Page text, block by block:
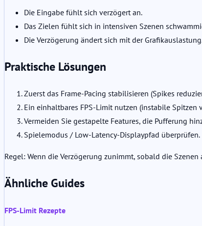
Die Eingabe fühlt sich verzögert an.
Das Zielen fühlt sich in intensiven Szenen
Die Verzögerung ändert sich mit der
Praktische Lösungen
Zuerst das Frame-Pacing stabilisieren (Spikes
Ein einhaltbares FPS-Limit nutzen (instabile Spitzen
Vermeiden Sie gestapelte Features, die Pufferung
Spielemodus / Low-Latency-Displaypfad überprüfen.
Regel: Wenn die Verzögerung zunimmt, sobald die
Ähnliche Guides
FPS-Limit Rezepte